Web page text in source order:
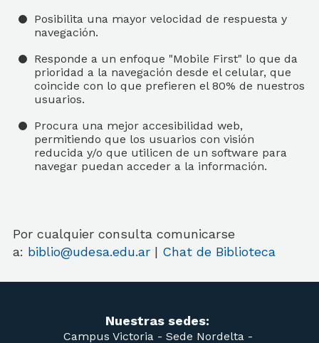
Posibilita una mayor velocidad de respuesta y
navegación.
Responde a un enfoque "Mobile First" lo que da
prioridad a la navegación desde el celular, que
coincide con lo que prefieren el 80% de nuestros
usuarios.
Procura una mejor accesibilidad web,
permitiendo que los usuarios con visión
reducida y/o que utilicen de un software para
navegar puedan acceder a la información.
Por cualquier consulta comunicarse
a: biblio@udesa.edu.ar | Chat de Biblioteca
Nuestras sedes:
Campus Victoria - Sede Nordelta -